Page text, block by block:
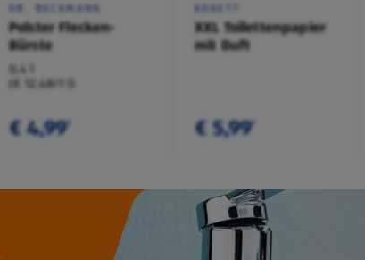
DR. BECKMANN
Polster Flecken-
Bürste
0,4 l
(€ 12,48/1 l)
€ 4,99¹
KOKETT
XXL Toilettenpapier
mit Duft
€ 5,99¹